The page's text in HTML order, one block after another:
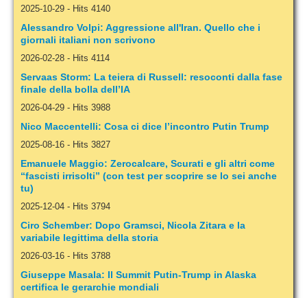
2025-10-29 - Hits 4140
Alessandro Volpi: Aggressione all'Iran. Quello che i
giornali italiani non scrivono
2026-02-28 - Hits 4114
Servaas Storm: La teiera di Russell: resoconti dalla fase
finale della bolla dell’IA
2026-04-29 - Hits 3988
Nico Maccentelli: Cosa ci dice l’incontro Putin Trump
2025-08-16 - Hits 3827
Emanuele Maggio: Zerocalcare, Scurati e gli altri come
“fascisti irrisolti” (con test per scoprire se lo sei anche
tu)
2025-12-04 - Hits 3794
Ciro Schember: Dopo Gramsci, Nicola Zitara e la
variabile legittima della storia
2026-03-16 - Hits 3788
Giuseppe Masala: Il Summit Putin-Trump in Alaska
certifica le gerarchie mondiali